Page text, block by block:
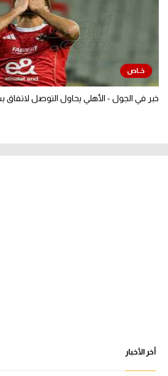
خبر في الجول - الأهلي يحاول التوصل
أخر الأخبار